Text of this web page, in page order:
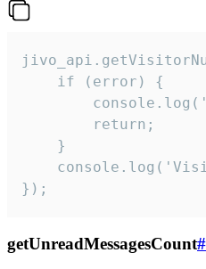
    if (error) {
        return;
    }
});
getUnreadMessagesCount#